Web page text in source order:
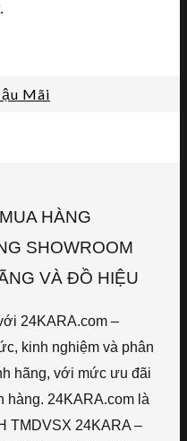
Mãi
HÀNG
SHOWROOM
VÀ ĐỒ HIỆU
24KARA.com –
kinh nghiệm và phân
hãng, với mức ưu đãi
hàng. 24KARA.com là
TMDVSX 24KARA –